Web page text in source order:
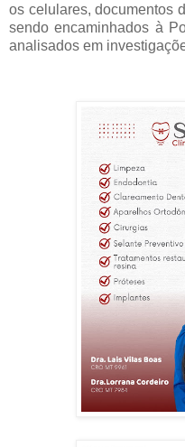
os celulares, documentos
sendo encaminhados à
analisados em